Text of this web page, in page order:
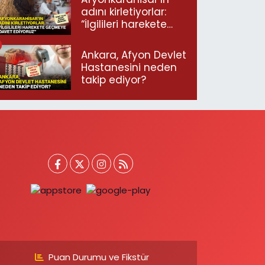
adını kirletiyorlar:
“İlgilileri harekete
ediyoruz”
Ankara, Afyon Devlet
Hastanesini neden
takip ediyor?
Puan Durumu ve Fikstür